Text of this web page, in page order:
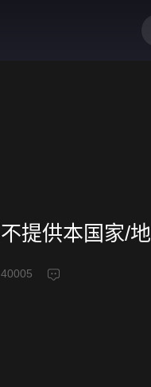
提供本国家/
40005